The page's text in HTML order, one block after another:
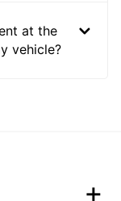
at the
vehicle?